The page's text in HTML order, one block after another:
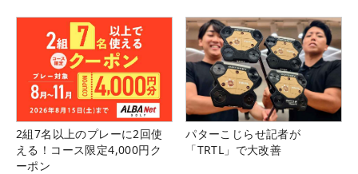
2組7名以上のプレーに2回使
える！コース限定4,000円ク
ーポン
パターこじらせ記者が
「TRTL」で大改善